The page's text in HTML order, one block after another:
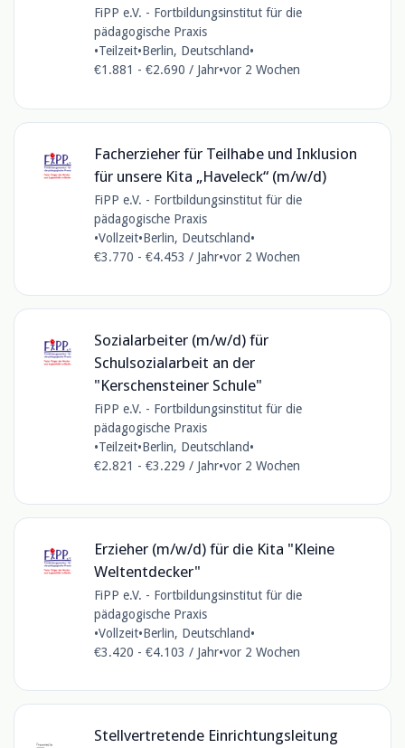
FiPP e.V. - Fortbildungsinstitut für die
pädagogische Praxis
•Teilzeit•Berlin, Deutschland•
€1.881 - €2.690 / Jahr•vor 2 Wochen
Facherzieher für Teilhabe und Inklusion
für unsere Kita „Haveleck“ (m/w/d)
FiPP e.V. - Fortbildungsinstitut für die
pädagogische Praxis
•Vollzeit•Berlin, Deutschland•
€3.770 - €4.453 / Jahr•vor 2 Wochen
Sozialarbeiter (m/w/d) für
Schulsozialarbeit an der
"Kerschensteiner Schule"
FiPP e.V. - Fortbildungsinstitut für die
pädagogische Praxis
•Teilzeit•Berlin, Deutschland•
€2.821 - €3.229 / Jahr•vor 2 Wochen
Erzieher (m/w/d) für die Kita "Kleine
Weltentdecker"
FiPP e.V. - Fortbildungsinstitut für die
pädagogische Praxis
•Vollzeit•Berlin, Deutschland•
€3.420 - €4.103 / Jahr•vor 2 Wochen
Stellvertretende Einrichtungsleitung